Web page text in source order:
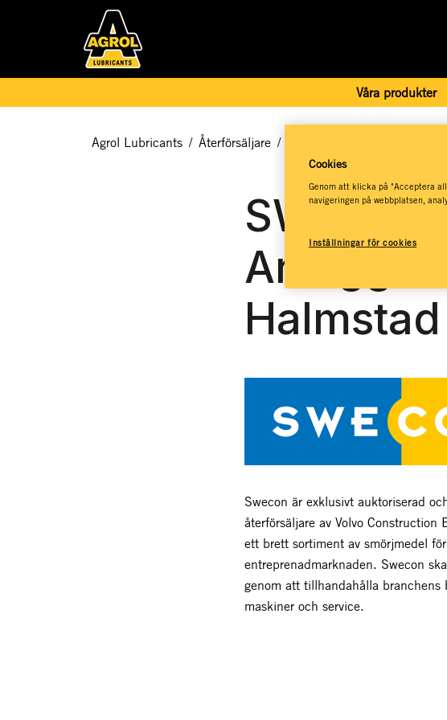
Våra produkter
Agrol Lubricants / Återförsäljare /
SWECON
Halmstad
Swecon är exklusivt auktoriserad
återförsäljare av Volvo Construction
ett brett sortiment av smörjmedel för
entreprenadmarknaden. Swecon
genom att tillhandahålla branchens
maskiner och service.
Cookies
Genom att klicka på "Acceptera
navigeringen på webbplatsen,
Inställningar för cookies